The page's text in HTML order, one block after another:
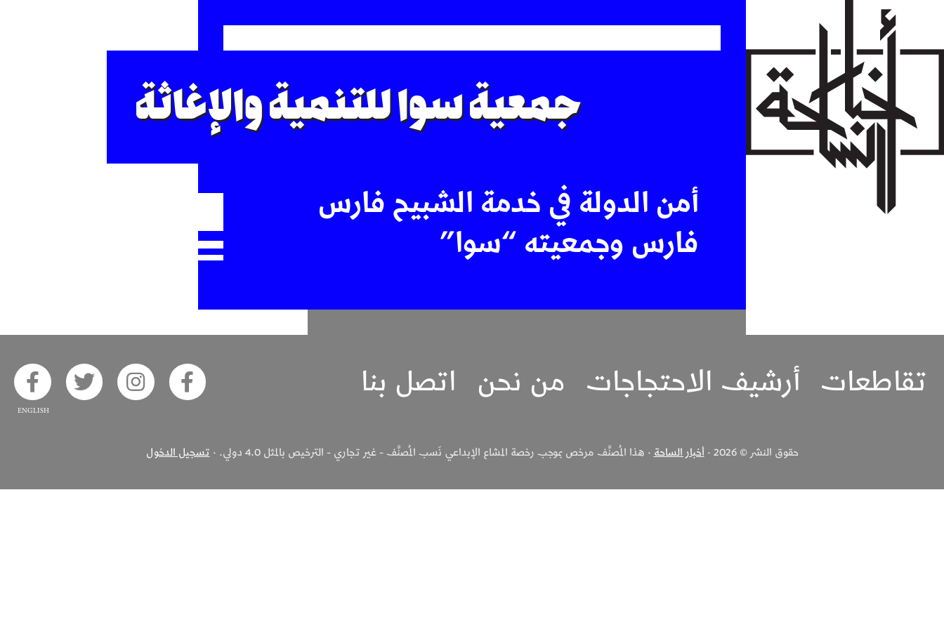
جمعية سوا للتنمية والإغاثة
أمن الدولة في خدمة الشبيح فارس
فارس وجمعيته “سوا”
تقاطعات أرشيف الاحتجاجات من نحن اتصل بنا Akhbar Alsaha on Facebook
on Instagram
on Twitter
حقوق النشر © 2026 · أخبار الساحة · هذا المُصنَّف مرخص بموجب رخصة المشاع الإبداعي نَسب المُصنَّف - غير تجاري - الترخيص بالمثل 4.0 دولي. · تسجيل الدخول